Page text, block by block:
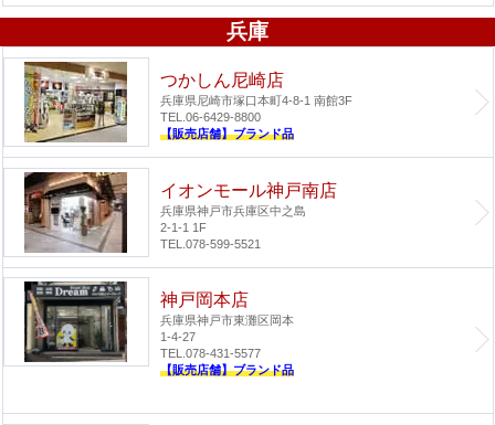
兵庫
つかしん尼崎店
兵庫県尼崎市塚口本町4-8-1 南館3F
TEL.06-6429-8800
【販売店舗】ブランド品
イオンモール神戸南店
兵庫県神戸市兵庫区中之島
2-1-1 1F
TEL.078-599-5521
神戸岡本店
兵庫県神戸市東灘区岡本
1-4-27
TEL.078-431-5577
【販売店舗】ブランド品